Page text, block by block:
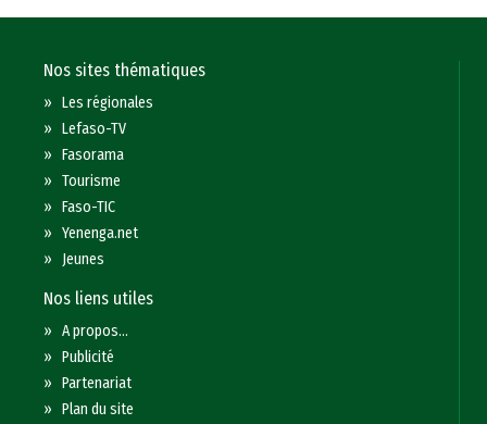
Nos sites thématiques
»Les régionales
»Lefaso-TV
»Fasorama
»Tourisme
»Faso-TIC
»Yenenga.net
» Jeunes
Nos liens utiles
»A propos...
»Publicité
»Partenariat
»Plan du site